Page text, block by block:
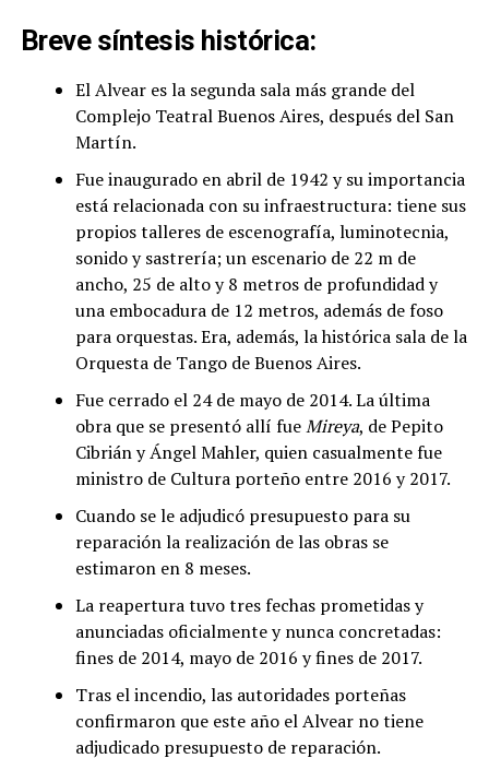
Breve síntesis histórica:
El Alvear es la segunda sala más grande del
Complejo Teatral Buenos Aires, después del San
Martín.
Fue inaugurado en abril de 1942 y su importancia
está relacionada con su infraestructura: tiene sus
propios talleres de escenografía, luminotecnia,
sonido y sastrería; un escenario de 22 m de
ancho, 25 de alto y 8 metros de profundidad y
una embocadura de 12 metros, además de foso
para orquestas. Era, además, la histórica sala de la
Orquesta de Tango de Buenos Aires.
Fue cerrado el 24 de mayo de 2014. La última
obra que se presentó allí fueMireya, de Pepito
Cibrián y Ángel Mahler, quien casualmente fue
ministro de Cultura porteño entre 2016 y 2017.
Cuando se le adjudicó presupuesto para su
reparación la realización de las obras se
estimaron en 8 meses.
La reapertura tuvo tres fechas prometidas y
anunciadas oficialmente y nunca concretadas:
fines de 2014, mayo de 2016 y fines de 2017.
Tras el incendio, las autoridades porteñas
confirmaron que este año el Alvear no tiene
adjudicado presupuesto de reparación.